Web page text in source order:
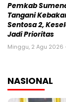
Pemkab
Tangani
Sentosa 2,
Jadi Prioritas
Minggu, 2 Agu 2026
NASIONAL